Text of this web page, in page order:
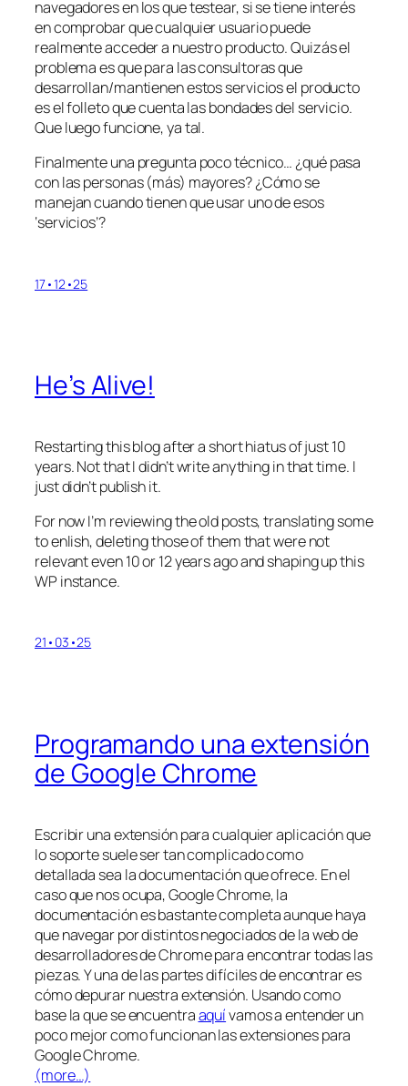
navegadores en los que testear, si se tiene interés
en comprobar que cualquier usuario puede
realmente acceder a nuestro producto. Quizás el
problema es que para las consultoras que
desarrollan/mantienen estos servicios el producto
es el folleto que cuenta las bondades del servicio.
Que luego funcione, ya tal.
Finalmente una pregunta poco técnico… ¿qué pasa
con las personas (más) mayores? ¿Cómo se
manejan cuando tienen que usar uno de esos
‘servicios’?
17•12•25
He’s Alive!
Restarting this blog after a short hiatus of just 10
years. Not that I didn’t write anything in that time. I
just didn’t publish it.
For now I’m reviewing the old posts, translating some
to enlish, deleting those of them that were not
relevant even 10 or 12 years ago and shaping up this
WP instance.
21•03•25
Programando una extensión
de Google Chrome
Escribir una extensión para cualquier aplicación que
lo soporte suele ser tan complicado como
detallada sea la documentación que ofrece. En el
caso que nos ocupa, Google Chrome, la
documentación es bastante completa aunque haya
que navegar por distintos negociados de la web de
desarrolladores de Chrome para encontrar todas las
piezas. Y una de las partes difíciles de encontrar es
cómo depurar nuestra extensión. Usando como
base la que se encuentraaquívamos a entender un
poco mejor como funcionan las extensiones para
Google Chrome.
(more…)